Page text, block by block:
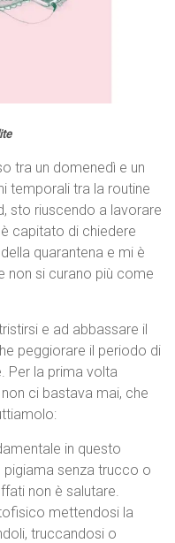
tra un domenedì e un
temporali tra la routine
sto riuscendo a lavorare
capitato di chiedere
quarantena e mi è
non si curano più come
e ad abbassare il
peggiorare il periodo di
Per la prima volta
ci bastava mai, che
in questo
senza trucco o
non è salutare.
mettendosi la
truccandosi o